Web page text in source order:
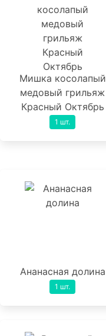
Мишка косолапый
медовый грильяж
Красный Октябрь
1 шт.
Ананасная долина
1 шт.